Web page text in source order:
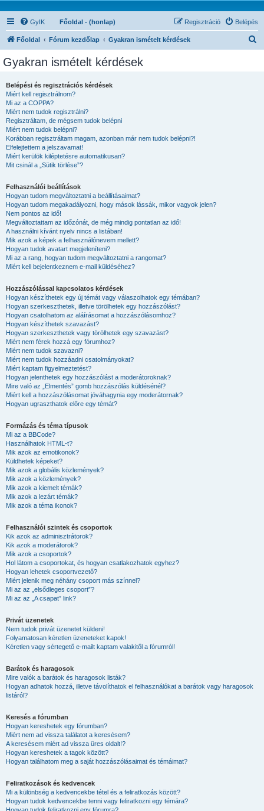
GyIK Főoldal - (honlap) Belépés
Regisztráció
Főoldal Fórum kezdőlap Gyakran ismételt kérdések
Gyakran ismételt kérdések
Belépési és regisztrációs kérdések
Miért kell regisztrálnom?
Mi az a COPPA?
Miért nem tudok regisztrálni?
Regisztráltam, de mégsem tudok belépni
Miért nem tudok belépni?
Korábban regisztráltam magam, azonban már nem tudok belépni?!
Elfelejtettem a jelszavamat!
Miért kerülök kiléptetésre automatikusan?
Mit csinál a „Sütik törlése”?
Felhasználói beállítások
Hogyan tudom megváltoztatni a beállításaimat?
Hogyan tudom megakadályozni, hogy mások lássák, mikor vagyok jelen?
Nem pontos az idő!
Megváltoztattam az időzónát, de még mindig pontatlan az idő!
A használni kívánt nyelv nincs a listában!
Mik azok a képek a felhasználónevem mellett?
Hogyan tudok avatart megjeleníteni?
Mi az a rang, hogyan tudom megváltoztatni a rangomat?
Miért kell bejelentkeznem e-mail küldéséhez?
Hozzászólással kapcsolatos kérdések
Hogyan készíthetek egy új témát vagy válaszolhatok egy témában?
Hogyan szerkeszthetek, illetve törölhetek egy hozzászólást?
Hogyan csatolhatom az aláírásomat a hozzászólásomhoz?
Hogyan készíthetek szavazást?
Hogyan szerkeszthetek vagy törölhetek egy szavazást?
Miért nem férek hozzá egy fórumhoz?
Miért nem tudok szavazni?
Miért nem tudok hozzáadni csatolmányokat?
Miért kaptam figyelmeztetést?
Hogyan jelenthetek egy hozzászólást a moderátoroknak?
Mire való az „Elmentés” gomb hozzászólás küldésénél?
Miért kell a hozzászólásomat jóváhagynia egy moderátornak?
Hogyan ugraszthatok előre egy témát?
Formázás és téma típusok
Mi az a BBCode?
Használhatok HTML-t?
Mik azok az emotikonok?
Küldhetek képeket?
Mik azok a globális közlemények?
Mik azok a közlemények?
Mik azok a kiemelt témák?
Mik azok a lezárt témák?
Mik azok a téma ikonok?
Felhasználói szintek és csoportok
Kik azok az adminisztrátorok?
Kik azok a moderátorok?
Mik azok a csoportok?
Hol látom a csoportokat, és hogyan csatlakozhatok egyhez?
Hogyan lehetek csoportvezető?
Miért jelenik meg néhány csoport más színnel?
Mi az az „elsődleges csoport”?
Mi az az „A csapat” link?
Privát üzenetek
Nem tudok privát üzenetet küldeni!
Folyamatosan kéretlen üzeneteket kapok!
Kéretlen vagy sértegető e-mailt kaptam valakitől a fórumról!
Barátok és haragosok
Mire valók a barátok és haragosok listák?
Hogyan adhatok hozzá, illetve távolíthatok el felhasználókat a barátok vagy haragosok
listáról?
Keresés a fórumban
Hogyan kereshetek egy fórumban?
Miért nem ad vissza találatot a keresésem?
A keresésem miért ad vissza üres oldalt!?
Hogyan kereshetek a tagok között?
Hogyan találhatom meg a saját hozzászólásaimat és témáimat?
Feliratkozások és kedvencek
Mi a különbség a kedvencekbe tétel és a feliratkozás között?
Hogyan tudok kedvencekbe tenni vagy feliratkozni egy témára?